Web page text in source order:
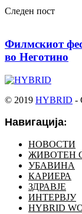
Следен пост
Филмскиот
во Неготино
© 2019 HYBRID -
Навигација:
НОВОСТИ
ЖИВОТЕН
УБАВИНА
КАРИЕРА
ЗДРАВЈЕ
ИНТЕРВЈУ
HYBRID